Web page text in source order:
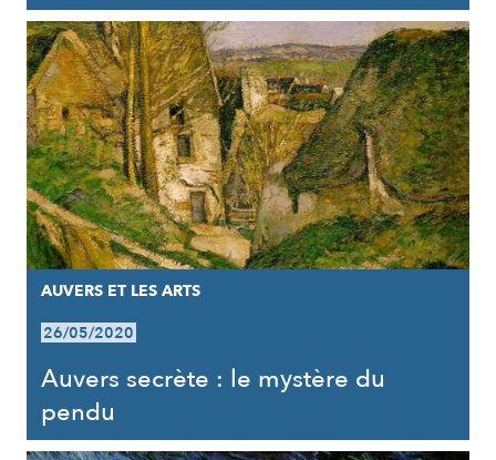
AUVERS ET LES ARTS
26/05/2020
Auvers secrète : le mystère du
pendu